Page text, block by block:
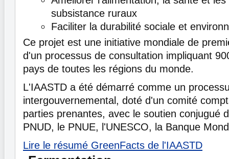
subsistance ruraux
Faciliter la durabilité sociale et
Ce projet est une initiative mondiale de
d'un processus de consultation impliquant
pays de toutes les régions du monde.
L'IAASTD a été démarré comme un
intergouvernemental, doté d'un comité
parties prenantes, avec le soutien conjugué
PNUD, le PNUE, l'UNESCO, la Banque
Lire le résumé GreenFacts de l'IAASTD